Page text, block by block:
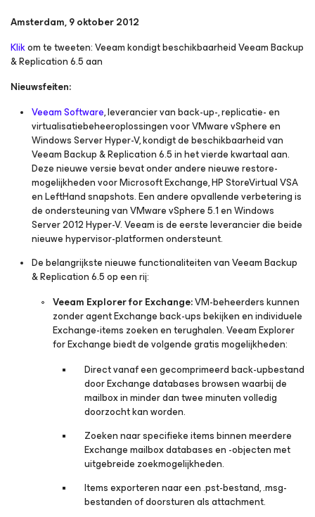
Amsterdam, 9 oktober 2012
Klikom te tweeten: Veeam kondigt beschikbaarheid Veeam Backup
& Replication 6.5 aan
Nieuwsfeiten:
Veeam Software, leverancier van back-up-, replicatie- en
virtualisatiebeheeroplossingen voor VMware vSphere en
Windows Server Hyper-V, kondigt de beschikbaarheid van
Veeam Backup & Replication 6.5 in het vierde kwartaal aan.
Deze nieuwe versie bevat onder andere nieuwe restore-
mogelijkheden voor Microsoft Exchange, HP StoreVirtual VSA
en LeftHand snapshots. Een andere opvallende verbetering is
de ondersteuning van VMware vSphere 5.1 en Windows
Server 2012 Hyper-V. Veeam is de eerste leverancier die beide
nieuwe hypervisor-platformen ondersteunt.
De belangrijkste nieuwe functionaliteiten van Veeam Backup
& Replication 6.5 op een rij:
Veeam Explorer for Exchange:VM-beheerders kunnen
zonder agent Exchange back-ups bekijken en individuele
Exchange-items zoeken en terughalen. Veeam Explorer
for Exchange biedt de volgende gratis mogelijkheden:
Direct vanaf een gecomprimeerd back-upbestand
door Exchange databases browsen waarbij de
mailbox in minder dan twee minuten volledig
doorzocht kan worden.
Zoeken naar specifieke items binnen meerdere
Exchange mailbox databases en -objecten met
uitgebreide zoekmogelijkheden.
Items exporteren naar een .pst-bestand, .msg-
bestanden of doorsturen als attachment.